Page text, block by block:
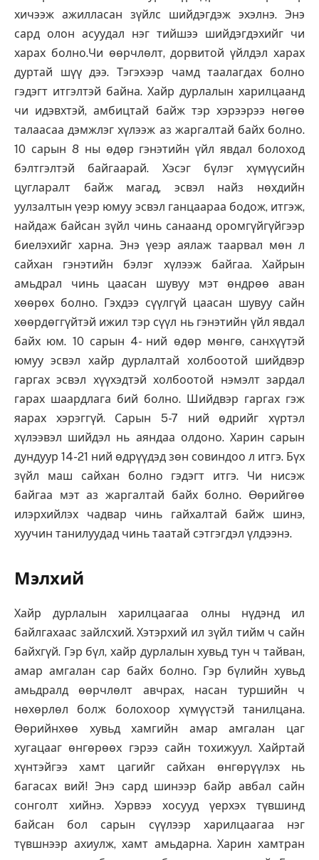
хичээж ажилласан зүйлс шийдэгдэж эхэлнэ. Энэ
сард олон асуудал нэг тийшээ шийдэгдэхийг чи
харах болно.Чи өөрчлөлт, дорвитой үйлдэл харах
дуртай шүү дээ. Тэгэхээр чамд таалагдах болно
гэдэгт итгэлтэй байна. Хайр дурлалын харилцаанд
чи идэвхтэй, амбицтай байж тэр хэрээрээ нөгөө
талаасаа дэмжлэг хүлээж аз жаргалтай байх болно.
10 сарын 8 ны өдөр гэнэтийн үйл явдал болоход
бэлтгэлтэй байгаарай. Хэсэг бүлэг хүмүүсийн
цугларалт байж магад, эсвэл найз нөхдийн
уулзалтын үеэр юмуу эсвэл ганцаараа бодож, итгэж,
найдаж байсан зүйл чинь санаанд оромгүйгүйгээр
биелэхийг харна. Энэ үеэр аялаж таарвал мөн л
сайхан гэнэтийн бэлэг хүлээж байгаа. Хайрын
амьдрал чинь цаасан шувуу мэт өндрөө аван
хөөрөх болно. Гэхдээ сүүлгүй цаасан шувуу сайн
хөөрдөггүйтэй ижил тэр сүүл нь гэнэтийн үйл явдал
байх юм. 10 сарын 4- ний өдөр мөнгө, санхүүтэй
юмуу эсвэл хайр дурлалтай холбоотой шийдвэр
гаргах эсвэл хүүхэдтэй холбоотой нэмэлт зардал
гарах шаардлага бий болно. Шийдвэр гаргах гэж
яарах хэрэггүй. Сарын 5-7 ний өдрийг хүртэл
хүлээвэл шийдэл нь аяндаа олдоно. Харин сарын
дундуур 14-21 ний өдрүүдэд зөн совиндоо л итгэ. Бүх
зүйл маш сайхан болно гэдэгт итгэ. Чи нисэж
байгаа мэт аз жаргалтай байх болно. Өөрийгөө
илэрхийлэх чадвар чинь гайхалтай байж шинэ,
хуучин танилуудад чинь таатай сэтгэгдэл үлдээнэ.
Мэлхий
Хайр дурлалын харилцаагаа олны нүдэнд ил
байлгахаас зайлсхий. Хэтэрхий ил зүйл тийм ч сайн
байхгүй. Гэр бүл, хайр дурлалын хувьд тун ч тайван,
амар амгалан сар байх болно. Гэр бүлийн хувьд
амьдралд өөрчлөлт авчрах, насан туршийн ч
нөхөрлөл болж болохоор хүмүүстэй танилцана.
Өөрийнхөө хувьд хамгийн амар амгалан цаг
хугацааг өнгөрөөх гэрээ сайн тохижуул. Хайртай
хүнтэйгээ хамт цагийг сайхан өнгөрүүлэх нь
багасах вий! Энэ сард шинээр байр авбал сайн
сонголт хийнэ. Хэрвээ хосууд үерхэх түвшинд
байсан бол сарын сүүлээр харилцаагаа нэг
түвшнээр ахиулж, хамт амьдарна. Харин хамтран